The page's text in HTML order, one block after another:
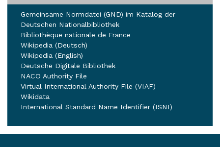
Gemeinsame Normdatei (GND) im Katalog der
Deutschen Nationalbibliothek
Bibliothèque nationale de France
Wikipedia (Deutsch)
Wikipedia (English)
Deutsche Digitale Bibliothek
NACO Authority File
Virtual International Authority File (VIAF)
Wikidata
International Standard Name Identifier (ISNI)